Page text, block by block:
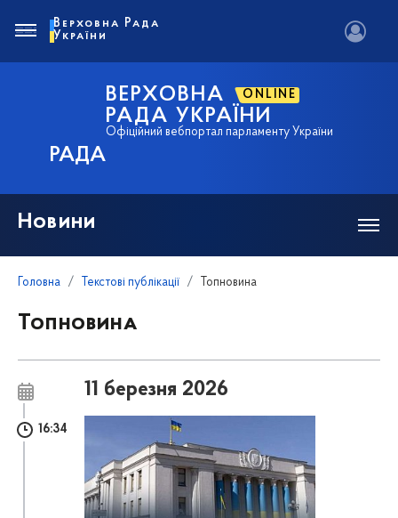
РАДА
ВЕРХОВНА ONLINE
РАДА УКРАЇНИ
Офіційний вебпортал парламенту України
Верховна Рада
України
Новини
Головна Текстові публікації Топновина
Топновина
11 березня 2026
16:34